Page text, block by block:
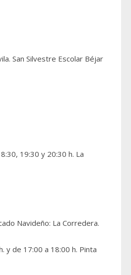
San Silvestre Escolar Béjar
19:30 y 20:30 h. La
Navideño: La Corredera.
de 17:00 a 18:00 h. Pinta